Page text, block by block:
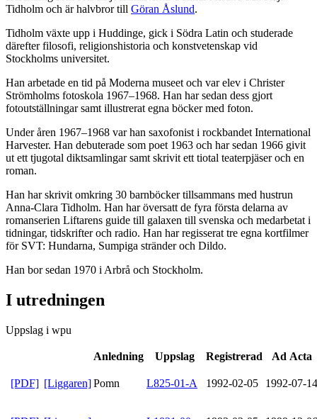
Tidholm och är halvbror till Göran Åslund.
Tidholm växte upp i Huddinge, gick i Södra Latin och studerade
därefter filosofi, religionshistoria och konstvetenskap vid
Stockholms universitet.
Han arbetade en tid på Moderna museet och var elev i Christer
Strömholms fotoskola 1967–1968. Han har sedan dess gjort
fotoutställningar samt illustrerat egna böcker med foton.
Under åren 1967–1968 var han saxofonist i rockbandet International
Harvester. Han debuterade som poet 1963 och har sedan 1966 givit
ut ett tjugotal diktsamlingar samt skrivit ett tiotal teaterpjäser och en
roman.
Han har skrivit omkring 30 barnböcker tillsammans med hustrun
Anna-Clara Tidholm. Han har översatt de fyra första delarna av
romanserien Liftarens guide till galaxen till svenska och medarbetat i
tidningar, tidskrifter och radio. Han har regisserat tre egna kortfilmer
för SVT: Hundarna, Sumpiga stränder och Dildo.
Han bor sedan 1970 i Arbrå och Stockholm.
I utredningen
Uppslag i wpu
Anledning Uppslag Registrerad Ad Acta
[PDF] [Liggaren]Pomn L825-01-A 1992-02-05 1992-07-14